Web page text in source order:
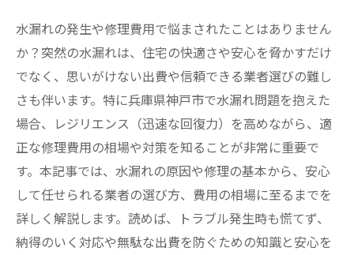
水漏れの発生や修理費用で悩まされたことはありません
か？突然の水漏れは、住宅の快適さや安心を脅かすだけ
でなく、思いがけない出費や信頼できる業者選びの難し
さも伴います。特に兵庫県神戸市で水漏れ問題を抱えた
場合、レジリエンス（迅速な回復力）を高めながら、適
正な修理費用の相場や対策を知ることが非常に重要で
す。本記事では、水漏れの原因や修理の基本から、安心
して任せられる業者の選び方、費用の相場に至るまでを
詳しく解説します。読めば、トラブル発生時も慌てず、
納得のいく対応や無駄な出費を防ぐための知識と安心を